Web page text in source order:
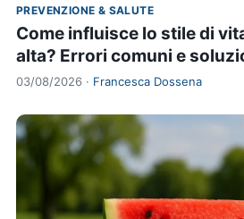
PREVENZIONE & SALUTE
Come influisce lo stile di
alta? Errori comuni e
03/08/2026 · Francesca Dossena